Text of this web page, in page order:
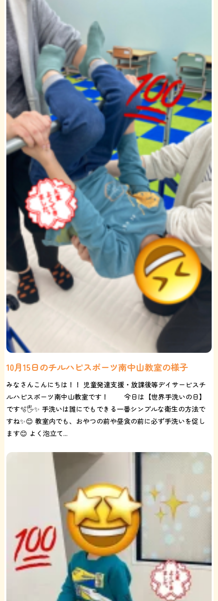
10月15日のチルハピスポーツ南中山教室の様子
みなさんこんにちは！！ 児童発達支援・放課後等デイサービスチ
ルハピスポーツ南中山教室です！ 今日は【世界手洗いの日】
です🫧🖐️✨ 手洗いは誰にでもできる一番シンプルな衛生の方法で
すね✨😊 教室内でも、おやつの前や昼食の前に必ず手洗いを促し
ます😊 よく泡立て...